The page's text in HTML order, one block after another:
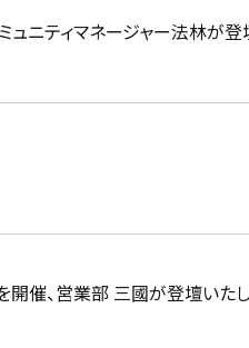
ニティマネージャー法林が登
開催、営業部 三國が登壇いた